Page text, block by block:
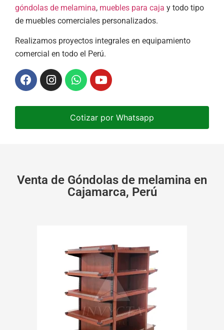
góndolas de melamina, muebles para caja y todo tipo
de muebles comerciales personalizados.
Realizamos proyectos integrales en equipamiento
comercial en todo el Perú.
Cotizar por Whatsapp
Venta de Góndolas de melamina en
Cajamarca, Perú